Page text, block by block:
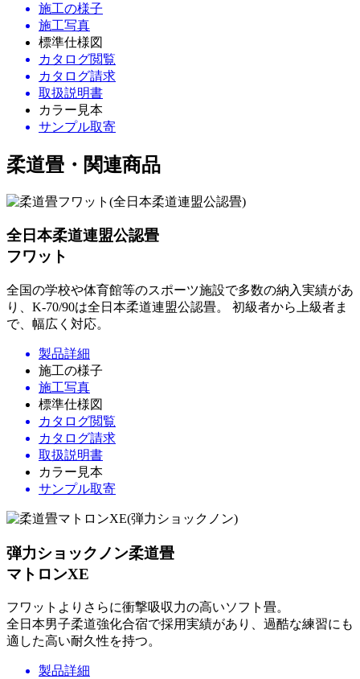
施工の様子
施工写真
標準仕様図
カタログ閲覧
カタログ請求
取扱説明書
カラー見本
サンプル取寄
柔道畳・関連商品
全日本柔道連盟公認畳
フワット
全国の学校や体育館等のスポーツ施設で多数の納入実績があ
り、K-70/90は全日本柔道連盟公認畳。 初級者から上級者ま
で、幅広く対応。
製品詳細
施工の様子
施工写真
標準仕様図
カタログ閲覧
カタログ請求
取扱説明書
カラー見本
サンプル取寄
弾力ショックノン柔道畳
マトロンXE
フワットよりさらに衝撃吸収力の高いソフト畳。
全日本男子柔道強化合宿で採用実績があり、過酷な練習にも
適した高い耐久性を持つ。
製品詳細